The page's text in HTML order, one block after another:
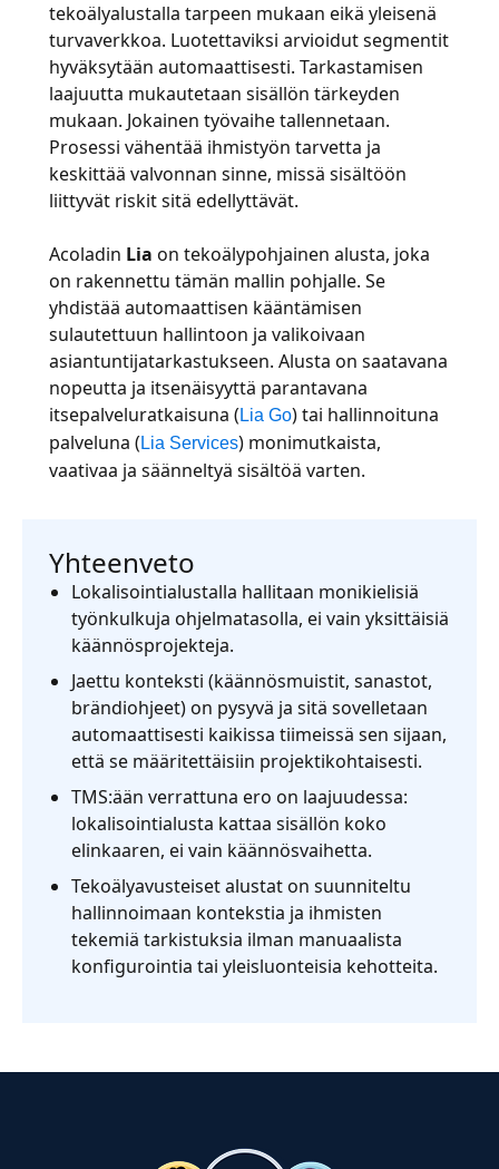
tekoälyalustalla tarpeen mukaan eikä yleisenä
turvaverkkoa. Luotettaviksi arvioidut segmentit
hyväksytään automaattisesti. Tarkastamisen
laajuutta mukautetaan sisällön tärkeyden
mukaan. Jokainen työvaihe tallennetaan.
Prosessi vähentää ihmistyön tarvetta ja
keskittää valvonnan sinne, missä sisältöön
liittyvät riskit sitä edellyttävät.
Acoladin Lia on tekoälypohjainen alusta, joka
on rakennettu tämän mallin pohjalle. Se
yhdistää automaattisen kääntämisen
sulautettuun hallintoon ja valikoivaan
asiantuntijatarkastukseen. Alusta on saatavana
nopeutta ja itsenäisyyttä parantavana
itsepalveluratkaisuna ( Lia Go) tai hallinnoituna
palveluna ( Lia Services) monimutkaista,
vaativaa ja säänneltyä sisältöä varten.
Yhteenveto
Lokalisointialustalla hallitaan monikielisiä
työnkulkuja ohjelmatasolla, ei vain yksittäisiä
käännösprojekteja.
Jaettu konteksti (käännösmuistit, sanastot,
brändiohjeet) on pysyvä ja sitä sovelletaan
automaattisesti kaikissa tiimeissä sen sijaan,
että se määritettäisiin projektikohtaisesti.
TMS:ään verrattuna ero on laajuudessa:
lokalisointialusta kattaa sisällön koko
elinkaaren, ei vain käännösvaihetta.
Tekoälyavusteiset alustat on suunniteltu
hallinnoimaan kontekstia ja ihmisten
tekemiä tarkistuksia ilman manuaalista
konfigurointia tai yleisluonteisia kehotteita.